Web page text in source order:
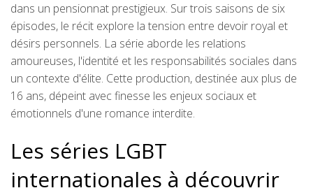
dans un pensionnat prestigieux. Sur trois saisons de six
épisodes, le récit explore la tension entre devoir royal et
désirs personnels. La série aborde les relations
amoureuses, l'identité et les responsabilités sociales dans
un contexte d'élite. Cette production, destinée aux plus de
16 ans, dépeint avec finesse les enjeux sociaux et
émotionnels d'une romance interdite.
Les séries LGBT
internationales à découvrir